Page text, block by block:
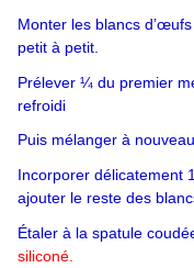
Monter les blancs
petit à petit.
Prélever ¼ du premier
refroidi
Puis mélanger à
Incorporer délicatement
ajouter le reste des
Étaler à la spatule
siliconé